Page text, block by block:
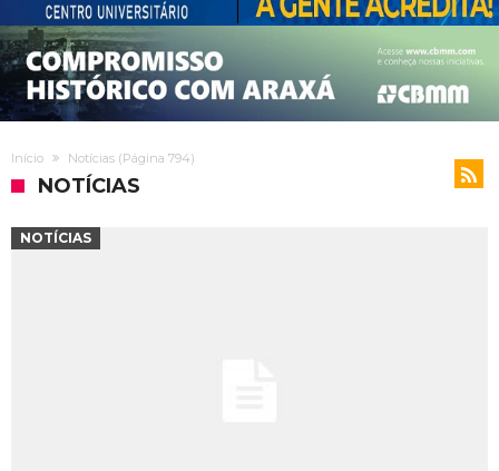
Início Notícias (Página 794)
NOTÍCIAS
NOTÍCIAS